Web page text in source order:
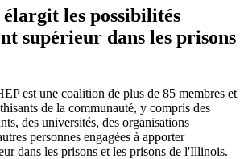
les possibilités
supérieur dans les prisons
est une coalition de plus de 85 membres et
de la communauté, y compris des
des universités, des organisations
personnes engagées à apporter
dans les prisons et les prisons de l'Illinois.